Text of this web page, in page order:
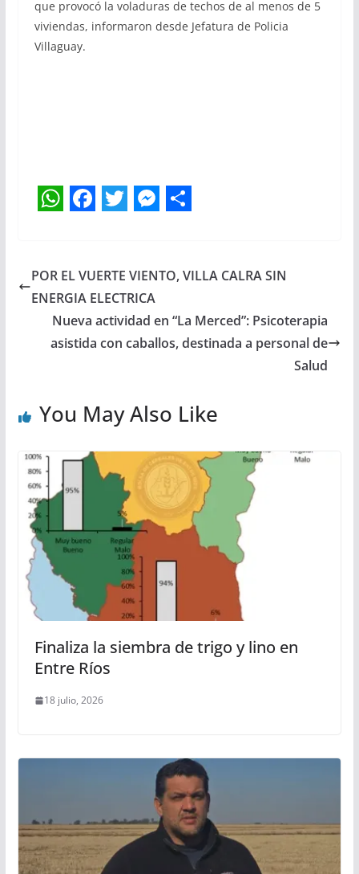
que provocó la voladuras de techos de al menos de 5
viviendas, informaron desde Jefatura de Policia
Villaguay.
a
t
A
p
c
e
b
o
k
i
t
t
e
s
s
e
n
e
r
a
e
POR EL VUERTE VIENTO, VILLA CALRA SIN
ENERGIA ELECTRICA
Nueva actividad en “La Merced”: Psicoterapia
asistida con caballos, destinada a personal de
Salud
You May Also Like
Finaliza la siembra de trigo y lino en
Entre Ríos
18 julio, 2026